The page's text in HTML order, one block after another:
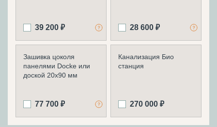
39 200 ₽ 28 600 ₽
Зашивка цоколя
панелями Docke или
доской 20х90 мм
77 700 ₽
Канализация Био
станция
270 000 ₽